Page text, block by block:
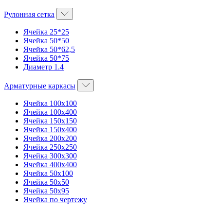
Рулонная сетка
Ячейка 25*25
Ячейка 50*50
Ячейка 50*62,5
Ячейка 50*75
Диаметр 1.4
Арматурные каркасы
Ячейка 100х100
Ячейка 100х400
Ячейка 150х150
Ячейка 150х400
Ячейка 200х200
Ячейка 250х250
Ячейка 300х300
Ячейка 400х400
Ячейка 50х100
Ячейка 50х50
Ячейка 50х95
Ячейка по чертежу